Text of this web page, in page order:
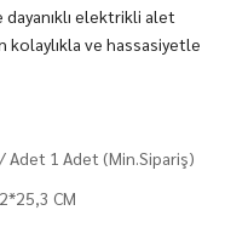
elektrikli alet
ve hassasiyetle
Adet 1 Adet (Min.Sipariş)
CM